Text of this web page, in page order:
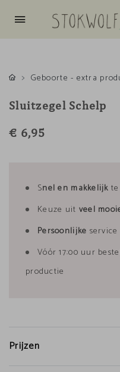
Geboorte - extra
Sluitzegel Schelp
€ 6,95
Snel en makkelijk
Keuze uit veel
Persoonlijke service
Vóór 17:00 uur
productie
Prijzen